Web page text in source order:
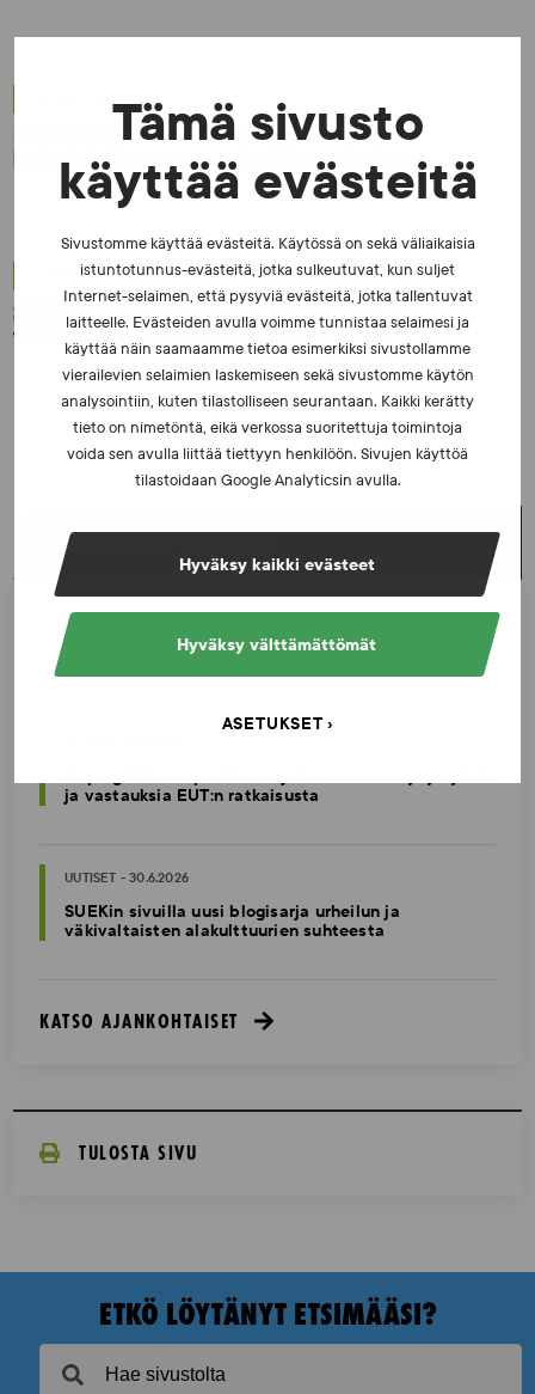
Tämä sivusto
käyttää evästeitä
Sivustomme käyttää evästeitä. Käytössä on sekä väliaikaisia
istuntotunnus-evästeitä, jotka sulkeutuvat, kun suljet
Internet-selaimen, että pysyviä evästeitä, jotka tallentuvat
laitteelle. Evästeiden avulla voimme tunnistaa selaimesi ja
käyttää näin saamaamme tietoa esimerkiksi sivustollamme
vierailevien selaimien laskemiseen sekä sivustomme käytön
analysointiin, kuten tilastolliseen seurantaan. Kaikki kerätty
tieto on nimetöntä, eikä verkossa suoritettuja toimintoja
voida sen avulla liittää tiettyyn henkilöön. Sivujen käyttöä
tilastoidaan Google Analyticsin avulla.
Hyväksy kaikki evästeet
Hyväksy välttämättömät
ASETUKSET
UUTISET - 16.7.2026
Dopingrikkomuspäätösten julkistaminen:
kysymyksiä ja vastauksia EUT:n ratkaisusta
UUTISET - 30.6.2026
SUEKin sivuilla uusi blogisarja urheilun ja
väkivaltaisten alakulttuurien suhteesta
UUSIMMAT UUTISET
UUTISET - 5.8.2026
Iljukov SUEKin lääketieteelliseksi asiantuntijaksi
ja vastauksia EUT:n ratkaisusta
UUTISET - 30.6.2026
SUEKin sivuilla uusi blogisarja urheilun ja
väkivaltaisten alakulttuurien suhteesta
KATSO AJANKOHTAISET
TULOSTA SIVU
ETKÖ LÖYTÄNYT ETSIMÄÄSI?